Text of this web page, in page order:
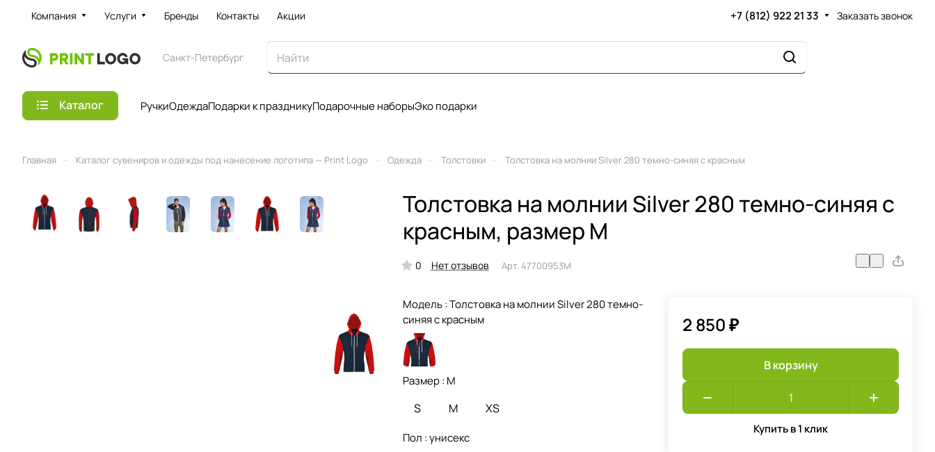
Компания Услуги Бренды Контакты Акции +7 (812) 922 21 33 Заказать звонок
Санкт-Петербург
Каталог РучкиОдеждаПодарки к праздникуПодарочные наборыЭко подарки
Главная Каталог сувениров и одежды под нанесение логотипа — Print Logo Одежда Толстовки Толстовка на молнии Silver 280 темно-синяя с красным
Толстовка на молнии Silver 280 темно-синяя с
красным, размер M
0 Нет отзывов Арт. 47700953M
Модель :Толстовка на молнии Silver 280 темно-
синяя с красным
Размер : M
S M XS
Пол :унисекс
2 850 ₽
В корзину
Купить в 1 клик